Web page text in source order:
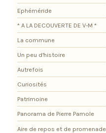
Ephéméride
* A LA DECOUVERTE DE V-M *
La commune
Un peu d'histoire
Autrefois
Curiosités
Patrimoine
Panorama de Pierre Pamole
Aire de repos et de promenade